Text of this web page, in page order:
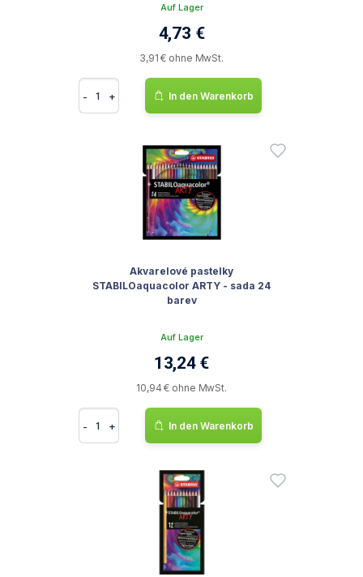
Auf Lager
4,73 €
3,91 € ohne MwSt.
- + In den Warenkorb
Akvarelové pastelky
STABILOaquacolor ARTY - sada 24
barev
Auf Lager
13,24 €
10,94 € ohne MwSt.
- + In den Warenkorb